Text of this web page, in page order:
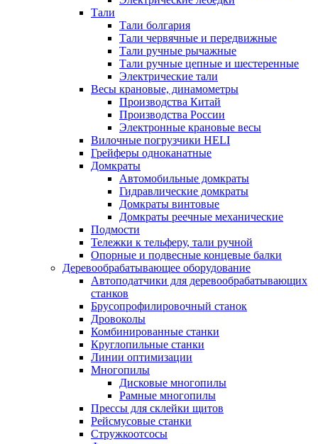
Тали
Тали болгария
Тали червячные и передвижные
Тали ручные рычажные
Тали ручные цепные и шестеренные
Электрические тали
Весы крановые, динамометры
Производства Китай
Производства России
Электронные крановые весы
Вилочные погрузчики HELI
Грейферы одноканатные
Домкраты
Автомобильные домкраты
Гидравлические домкраты
Домкраты винтовые
Домкраты реечные механические
Подмости
Тележки к тельферу, тали ручной
Опорные и подвесные концевые балки
Деревообрабатывающее оборудование
Автоподатчики для деревообрабатывающих
станков
Брусопрофилировочный станок
Дровоколы
Комбинированные станки
Круглопильные станки
Линии оптимизации
Многопилы
Дисковые многопилы
Рамные многопилы
Прессы для склейки щитов
Рейсмусовые станки
Стружкоотсосы